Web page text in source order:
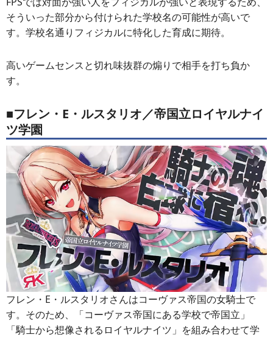
そういった部分から付けられた学校名の可能性が高いで
す。学校名通りフィジカルに特化した育成に期待。
高いゲームセンスと切れ味抜群の煽りで相手を打ち負か
す。
■フレン・E・ルスタリオ／帝国立ロイヤルナイ
ツ学園
フレン・E・ルスタリオさんはコーヴァス帝国の女騎士で
す。そのため、「コーヴァス帝国にある学校で帝国立」
「騎士から想像されるロイヤルナイツ」を組み合わせて学